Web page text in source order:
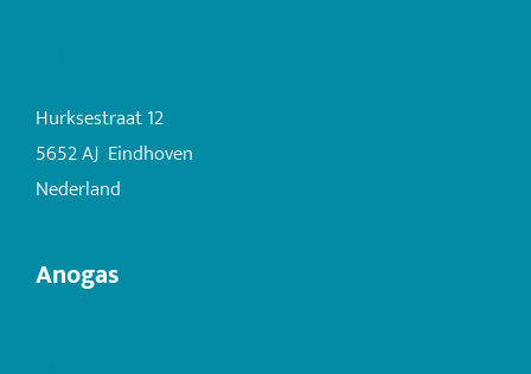
Hurksestraat 12
5652 AJ Eindhoven
Nederland
Anogas